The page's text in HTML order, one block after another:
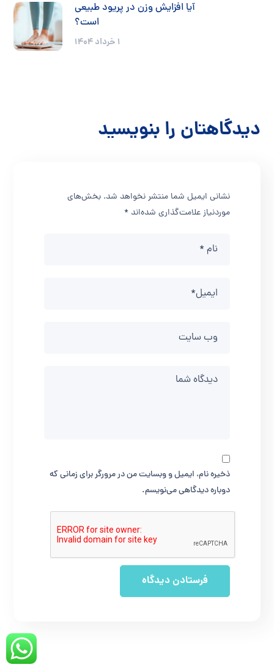
آیا افزایش وزن در پریود طبیعی
است؟
۱ خرداد ۱۴۰۴
دیدگاهتان را بنویسید
نشانی ایمیل شما منتشر نخواهد شد. بخش‌های
موردنیاز علامت‌گذاری شده‌اند*
ذخیره نام، ایمیل و وبسایت من در مرورگر برای زمانی که
دوباره دیدگاهی می‌نویسم.